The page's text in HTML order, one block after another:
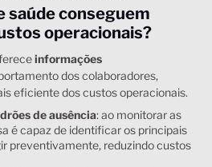
saúde conseguem
operacionais?
informações
dos colaboradores,
eficiente dos custos operacionais.
de ausência: ao monitorar as
é capaz de identificar os principais
preventivamente, reduzindo custos